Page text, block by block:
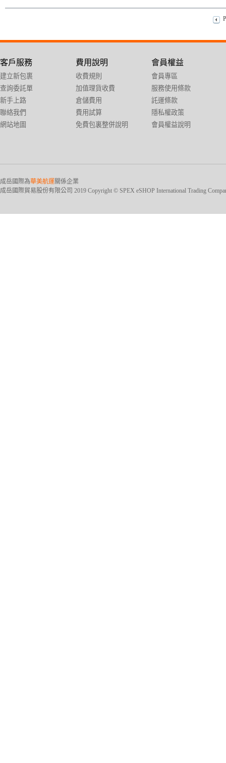
客戶服務
建立新包裹
查詢委託單
新手上路
聯絡我們
網站地圖
費用說明
收費規則
加值理貨收費
倉儲費用
費用試算
免費包裏整併說明
會員權益
會員專區
服務使用條款
託運條款
隱私權政策
會員權益說明
成岳國際為華美航運關係企業
成岳國際貿易股份有限公司 2019 Copyright © SPEX eSHOP International Trading